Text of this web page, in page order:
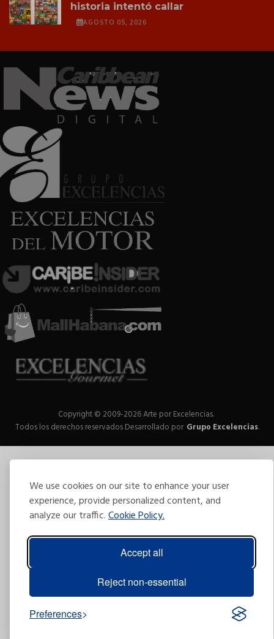
We use cookies on our site to enhance your user
experience, provide personalized content, and
analyze our traffic.Cookie Policy.
Accept all
Reject non-essential
Preferences
historia intentó callar
AGOSTO 05, 2026
Copyright © 2009-2026 Arte por Excelencias.
Todos los derechos reservadosDesarrollado por Grupo Excelencias.